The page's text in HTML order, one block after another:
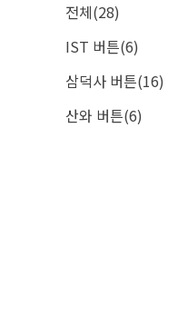
전체(28)
IST 버튼(6)
삼덕사 버튼(16)
산와 버튼(6)